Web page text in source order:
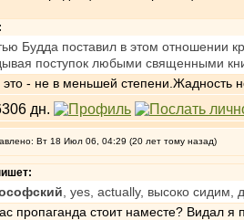
Будда поставил в этом отношении
поступок любыми священными
- не в меньшей степени.Жадность
Вт 18 Июл 06, 04:29 (20 лет тому назад)
, yes, actually, высоко сидим,
пропаганда стоит наместе? Видал я